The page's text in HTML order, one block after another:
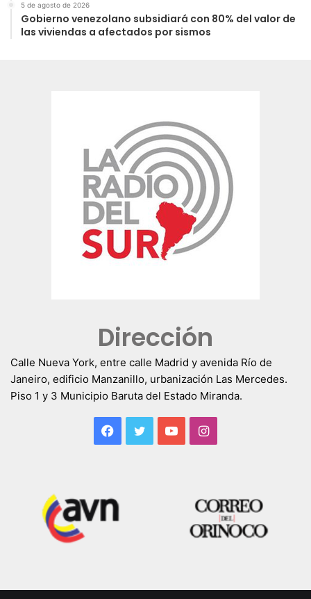
5 de agosto de 2026
Gobierno venezolano subsidiará con 80% del valor de
las viviendas a afectados por sismos
Dirección
Calle Nueva York, entre calle Madrid y avenida Río de
Janeiro, edificio Manzanillo, urbanización Las Mercedes.
Piso 1 y 3 Municipio Baruta del Estado Miranda.
Facebook
TwitterYouTubeInstagram